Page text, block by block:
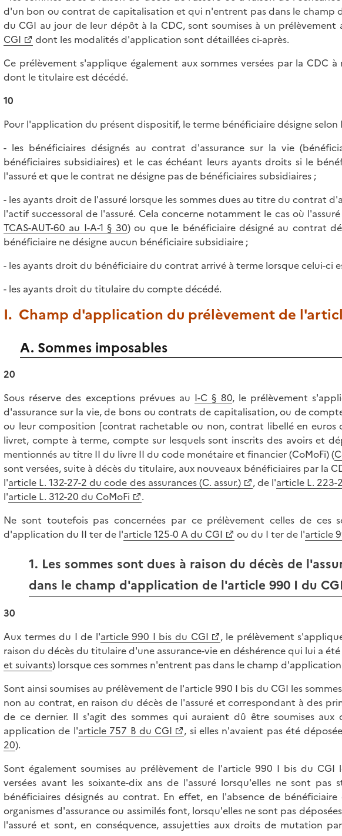
d'un bon ou contrat de capitalisation et qui n'entrent pas dans le champ
du CGI au jour de leur dépôt à la CDC, sont soumises à un
CGI
dont les modalités d'application sont détaillées ci-après.
Ce prélèvement s'applique également aux sommes versées par la CDC
dont le titulaire est décédé.
10
Pour l'application du présent dispositif, le terme bénéficiaire désigne selon
- les bénéficiaires désignés au contrat d'assurance sur la vie
bénéficiaires subsidiaires) et le cas échéant leurs ayants droits si le
l'assuré et que le contrat ne désigne pas de bénéficiaires subsidiaires ;
- les ayants droit de l'assuré lorsque les sommes dues au titre du contrat
l'actif successoral de l'assuré. Cela concerne notamment le cas où
TCAS-AUT-60 au I-A-1 § 30) ou que le bénéficiaire désigné au contrat
bénéficiaire ne désigne aucun bénéficiaire subsidiaire ;
- les ayants droit du bénéficiaire du contrat arrivé à terme lorsque celui-ci
- les ayants droit du titulaire du compte décédé.
I. Champ d'application du prélèvement de
A. Sommes imposables
20
Sous réserve des exceptions prévues au I-C § 80, le prélèvement
d'assurance sur la vie, de bons ou contrats de capitalisation, ou de
ou leur composition [contrat rachetable ou non, contrat libellé en
livret, compte à terme, compte sur lesquels sont inscrits des avoirs et
mentionnés au titre II du livre II du code monétaire et financier (CoMoFi) (
sont versées, suite à décès du titulaire, aux nouveaux bénéficiaires par la
l'article L. 132-27-2 du code des assurances (C. assur.) , de l'article L.
l'article L. 312-20 du CoMoFi
.
Ne sont toutefois pas concernées par ce prélèvement celles de ces
d'application du II ter de l'article 125-0 A du CGI ou du I ter de l'article
1. Les sommes sont dues à raison du décès de
dans le champ d'application de l'article 990 I du CGI
30
Aux termes du I de l'article 990 I bis du CGI
, le prélèvement
raison du décès du titulaire d'une assurance-vie en déshérence qui lui a
et suivants) lorsque ces sommes n'entrent pas dans le champ
Sont ainsi soumises au prélèvement de l'article 990 I bis du CGI les
non au contrat, en raison du décès de l'assuré et correspondant à des
de ce dernier. Il s'agit des sommes qui auraient dû être soumises
application de l'article 757 B du CGI , si elles n'avaient pas été
20).
Sont également soumises au prélèvement de l'article 990 I bis du CGI
versées avant les soixante-dix ans de l'assuré lorsqu'elles ne sont
bénéficiaires désignés au contrat. En effet, en l'absence de
organismes d'assurance ou assimilés font, lorsqu'elles ne sont pas
l'assuré et sont, en conséquence, assujetties aux droits de mutation